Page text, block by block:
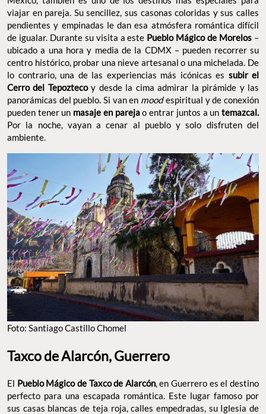
viajar en pareja. Su sencillez, sus casonas coloridas y sus calles
pendientes y empinadas le dan esa atmósfera romántica difícil
de igualar. Durante su visita a este Pueblo Mágico de Morelos –
ubicado a una hora y media de la CDMX – pueden recorrer su
centro histórico, probar una nieve artesanal o una michelada. De
lo contrario, una de las experiencias más icónicas es subir el
Cerro del Tepoztecoy desde la cima admirar la pirámide y las
panorámicas del pueblo. Si van en moodespiritual y de conexión
pueden tener un masaje en parejao entrar juntos a un temazcal.
Por la noche, vayan a cenar al pueblo y solo disfruten del
ambiente.
Foto: Santiago Castillo Chomel
Taxco de Alarcón, Guerrero
El Pueblo Mágico de Taxco de Alarcón, en Guerrero es el destino
perfecto para una escapada romántica. Este lugar famoso por
sus casas blancas de teja roja, calles empedradas, su Iglesia de